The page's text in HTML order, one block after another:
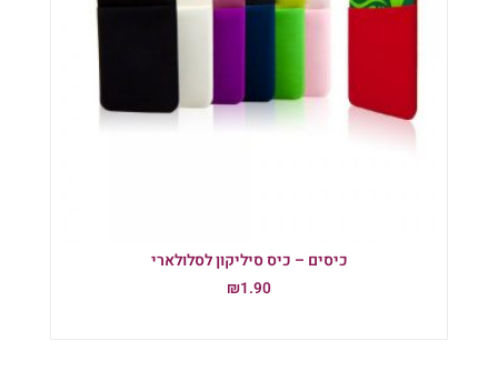
כיסים – כיס סיליקון לסלולארי
₪1.90